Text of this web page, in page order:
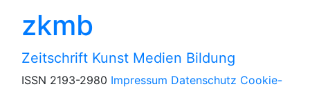
zkmb
Zeitschrift Kunst Medien Bildung
ISSN 2193-2980 Impressum Datenschutz Cookie-